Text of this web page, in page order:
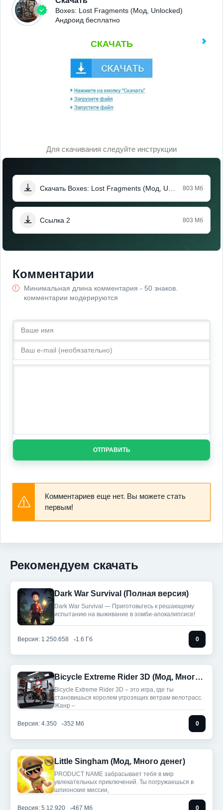
Boxes: Lost Fragments (Мод, Unlocked)
Андроид бесплатно
СКАЧАТЬ
Для скачивания следуйте инструкции
803 Мб
Ссылка 2 803 Мб
Комментарии
Минимальная длина комментария - 50 знаков.
комментарии модерируются
ОТПРАВИТЬ
Комментариев еще нет. Вы можете стать
первым!
Рекомендуем скачать
Dark War Survival (Полная версия)
Dark War Survival — Приготовьтесь к решающему
испытанию на выживание в зомби-апокалипсисе!
Версия: 1.250.658 1.6 Гб 0
Bicycle Extreme Rider 3D (Мод, Много денег)
Bicycle Extreme Rider 3D – это игра, где ты
становишься королем угрозящих ветрам велотрасс.
Жанр –
Версия: 4.350 352 Мб 0
Little Singham (Мод, Много денег)
PRODUCT NAME забрасывает тебя в мир
увлекательных приключений. Ты погружаешься в
шпионские миссии,
Версия: 5.12.920 467 Мб 0